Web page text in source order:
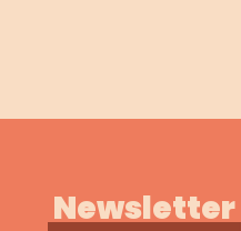
Newsletter